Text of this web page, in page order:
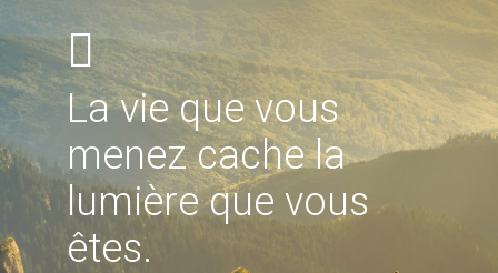
La vie que vous
menez cache la
lumière que vous
êtes.